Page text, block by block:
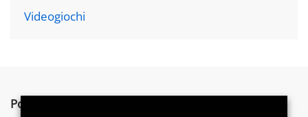
Videogiochi
Postword.it